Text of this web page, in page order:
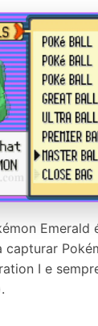
Emerald
capturar
I e